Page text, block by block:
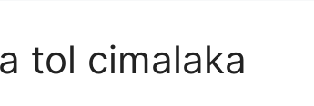
tol cimalaka